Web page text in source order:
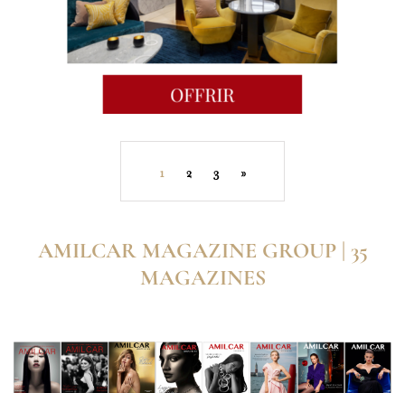
1 2 3 »
AMILCAR MAGAZINE GROUP | 35
MAGAZINES